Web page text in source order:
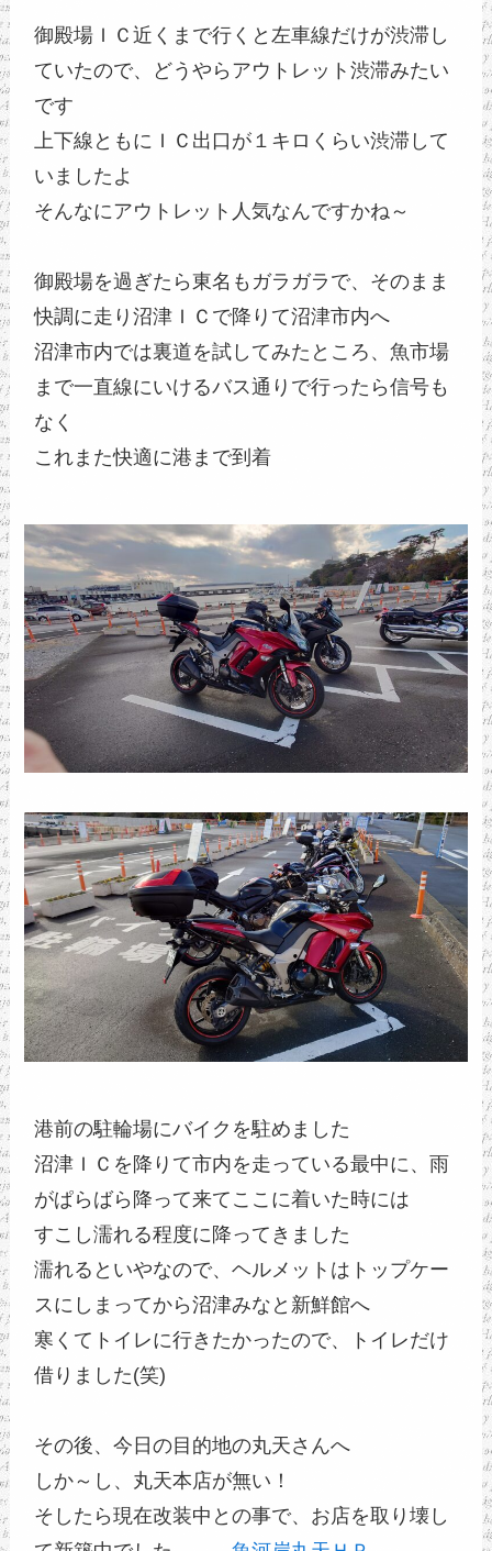
御殿場ＩＣ近くまで行くと左車線だけが渋滞し
ていたので、どうやらアウトレット渋滞みたい
です
上下線ともにＩＣ出口が１キロくらい渋滞して
いましたよ
そんなにアウトレット人気なんですかね～
御殿場を過ぎたら東名もガラガラで、そのまま
快調に走り沼津ＩＣで降りて沼津市内へ
沼津市内では裏道を試してみたところ、魚市場
まで一直線にいけるバス通りで行ったら信号も
なく
これまた快適に港まで到着
港前の駐輪場にバイクを駐めました
沼津ＩＣを降りて市内を走っている最中に、雨
がぱらばら降って来てここに着いた時には
すこし濡れる程度に降ってきました
濡れるといやなので、ヘルメットはトップケー
スにしまってから沼津みなと新鮮館へ
寒くてトイレに行きたかったので、トイレだけ
借りました(笑)
その後、今日の目的地の丸天さんへ
しか～し、丸天本店が無い！
そしたら現在改装中との事で、お店を取り壊し